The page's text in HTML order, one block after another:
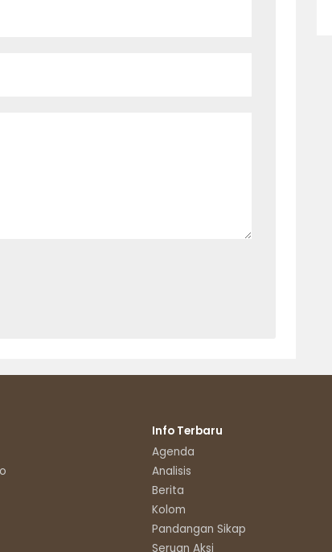
Info Terbaru
Agenda
Analisis
Berita
Kolom
Pandangan Sikap
Seruan Aksi